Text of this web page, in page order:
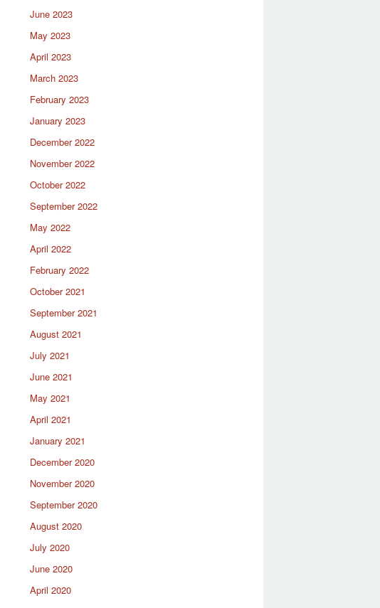
June 2023
May 2023
April 2023
March 2023
February 2023
January 2023
December 2022
November 2022
October 2022
September 2022
May 2022
April 2022
February 2022
October 2021
September 2021
August 2021
July 2021
June 2021
May 2021
April 2021
January 2021
December 2020
November 2020
September 2020
August 2020
July 2020
June 2020
April 2020